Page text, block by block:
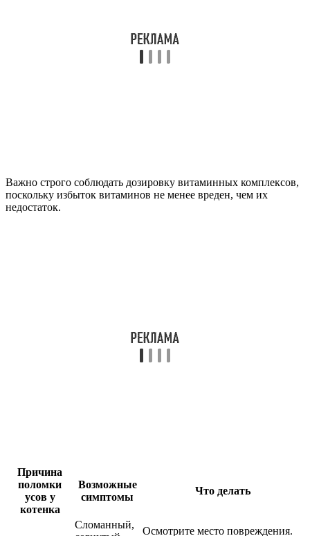
Важно строго соблюдать дозировку витаминных комплексов,
поскольку избыток витаминов не менее вреден, чем их
недостаток.
Причина
поломки
усов у
котенка
Возможные
симптомы
Что делать
Сломанный,
Осмотрите место повреждения.